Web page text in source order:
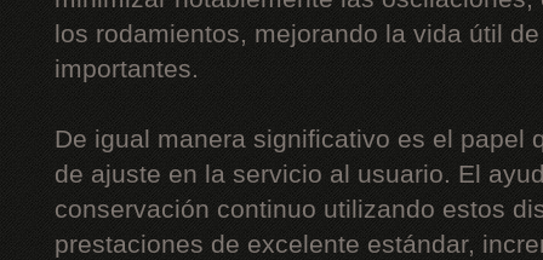
los rodamientos, mejorando la vida útil
importantes.
De igual manera significativo es el papel
de ajuste en la servicio al usuario. El
conservación continuo utilizando estos
prestaciones de excelente estándar,